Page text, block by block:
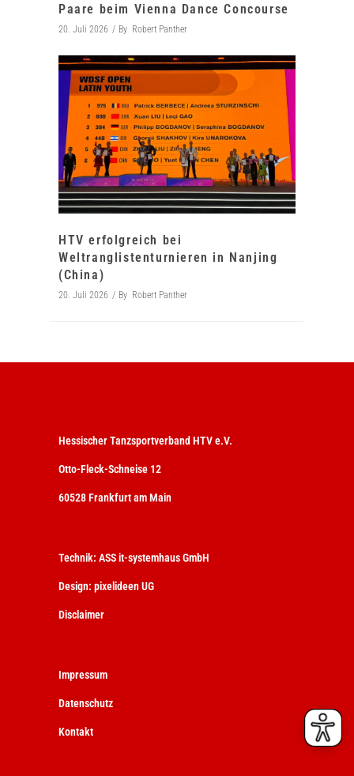
Paare beim Vienna Dance Concourse
20. Juli 2026 By Robert Panther
HTV erfolgreich bei
Weltranglistenturnieren in Nanjing
(China)
20. Juli 2026 By Robert Panther
Hessischer Tanzsportverband HTV e.V.
Otto-Fleck-Schneise 12
60528 Frankfurt am Main
Technik: ASS it-systemhaus GmbH
Design: pixelideen UG
Disclaimer
Impressum
Datenschutz
Kontakt